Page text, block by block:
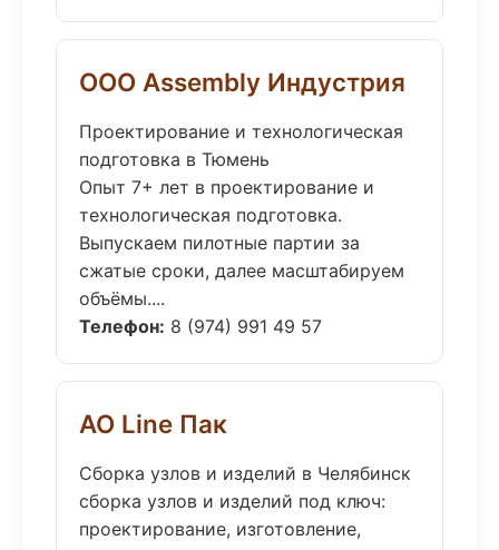
ООО Assembly Индустрия
Проектирование и технологическая
подготовка в Тюмень
Опыт 7+ лет в проектирование и
технологическая подготовка.
Выпускаем пилотные партии за
сжатые сроки, далее масштабируем
объёмы....
Телефон: 8 (974) 991 49 57
АО Line Пак
Сборка узлов и изделий в Челябинск
сборка узлов и изделий под ключ:
проектирование, изготовление,